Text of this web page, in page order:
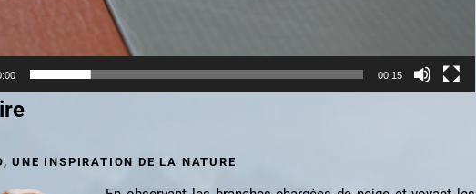
00:15
UNE INSPIRATION DE LA NATURE